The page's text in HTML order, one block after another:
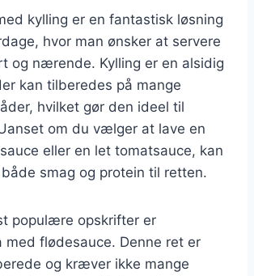
kylling er en fantastisk løsning
hvor man ønsker at servere
og nærende. Kylling er en alsidig
kan tilberedes på mange
hvilket gør den ideel til
om du vælger at lave en
eller en let tomatsauce, kan
smag og protein til retten.
populære opskrifter er
med flødesauce. Denne ret er
og kræver ikke mange